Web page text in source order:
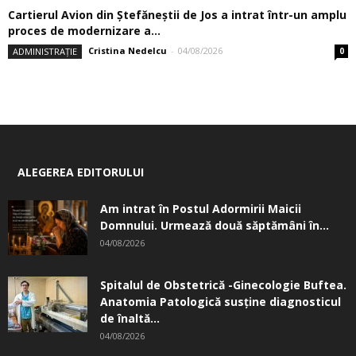
Cartierul Avion din Ştefăneştii de Jos a intrat într-un amplu
proces de modernizare a...
ADMINISTRAȚIE Cristina Nedelcu - 04/08/2026 0
ALEGEREA EDITORULUI
Am intrat în Postul Adormirii Maicii
Domnului. Urmează două săptămâni în...
04/08/2026
Spitalul de Obstetrică -Ginecologie Buftea.
Anatomia Patologică susţine diagnosticul
de înaltă...
04/08/2026